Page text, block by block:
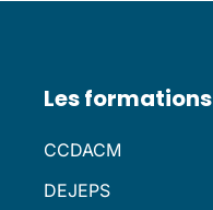
Les formations
CCDACM
DEJEPS